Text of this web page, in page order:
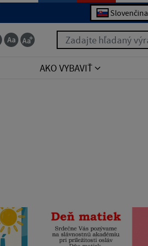
Slovenčina
Zadajte hľadaný výraz
AKO VYBAVIŤ